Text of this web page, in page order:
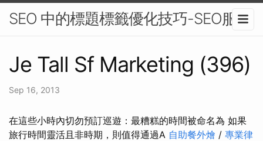
SEO 中的標題標籤優化技巧-SEO服務
Je Tall Sf Marketing (396)
Sep 16, 2013
在這些小時內切勿預訂巡遊：最糟糕的時間被命名為 如果
旅行時間靈活且非時期，則值得通過A 自助餐外燴 / 專業律